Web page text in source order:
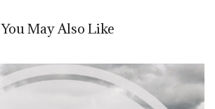
You May Also Like